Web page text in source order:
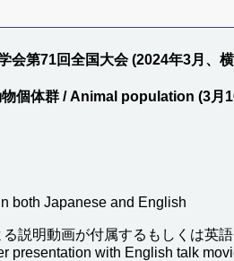
会第71回全国大会 (2024年3月、
物個体群 / Animal population (3月
both Japanese and English
説明動画が付属するもしくは英
presentation with English talk